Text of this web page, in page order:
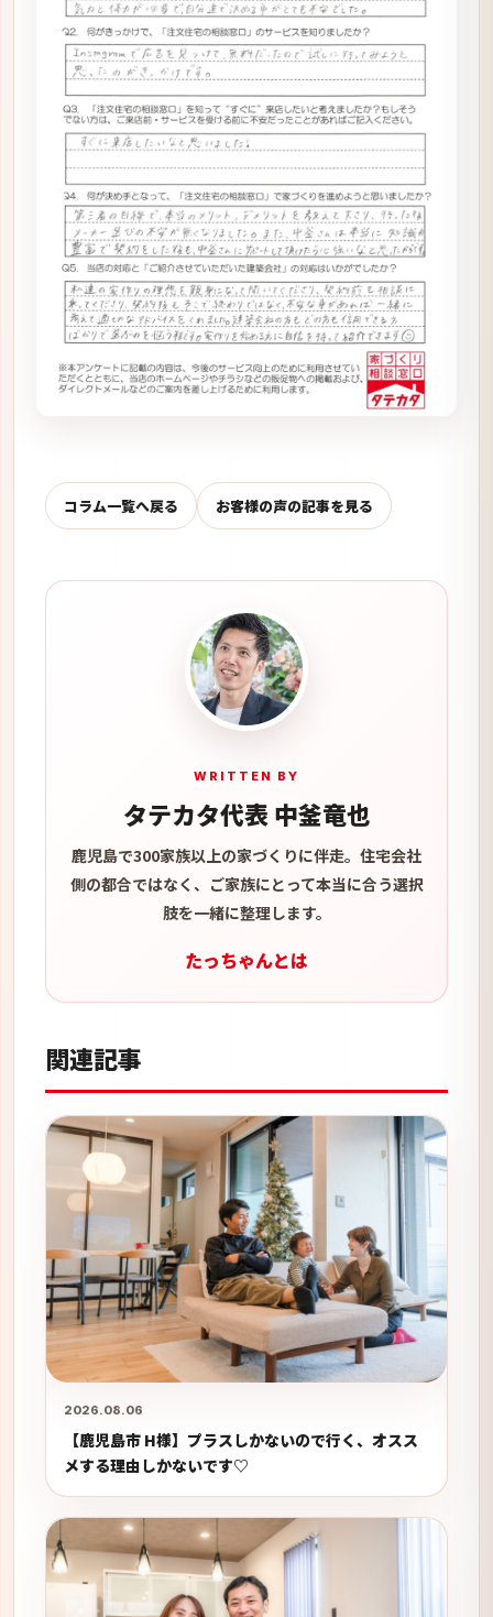
コラム一覧へ戻る お客様の声の記事を見る
WRITTEN BY
タテカタ代表 中釜竜也
鹿児島で300家族以上の家づくりに伴走。住宅会社
側の都合ではなく、ご家族にとって本当に合う選択
肢を一緒に整理します。
たっちゃんとは
関連記事
2026.08.06
【鹿児島市 H様】プラスしかないので行く、オスス
メする理由しかないです♡